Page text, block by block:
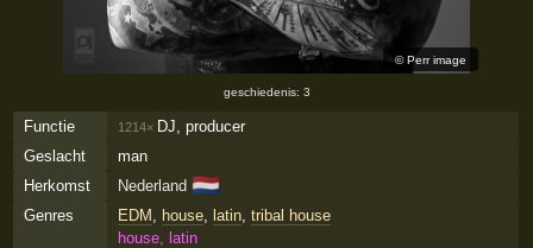
©Perr image
geschiedenis: 3
Functie 1214× DJ, producer
Geslacht
man
Herkomst
Nederland 🇳🇱
Genres EDM house, latin, tribal house
house, latin